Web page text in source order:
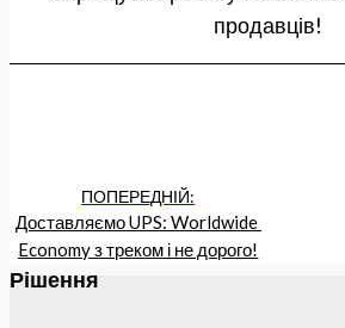
продавців!
ПОПЕРЕДНІЙ:
Доставляємо UPS: Worldwide
Economy з треком і не дорого!
Рішення